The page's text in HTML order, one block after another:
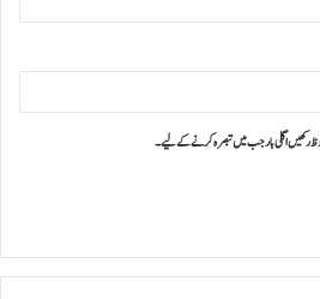
رکھیں اگلی بار جب میں تبصرہ کرنے کےلیے۔